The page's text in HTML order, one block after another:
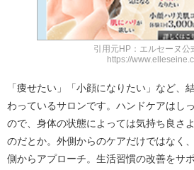
引用元HP：エルセーヌ公
https://
「痩せたい」「小顔になりたい」など、
わっているサロンです。ハンドケアはし
ので、身体の状態によっては気持ち良さ
のだとか。外側からのケアだけではなく
側からアプローチ。生活習慣の改善をサ